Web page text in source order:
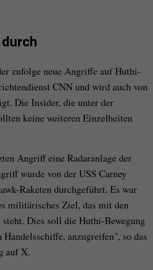
zufolge neue Angriffe auf Huthi-
CNN und wird auch von
Die Insider, die unter der
keine weiteren Einzelheiten
Angriff eine Radaranlage der
wurde von der USS Carney
Raketen durchgeführt. Es war
militärisches Ziel, das mit den
Dies soll die Huthi-Bewegung
anzugreifen", so das
auf X.